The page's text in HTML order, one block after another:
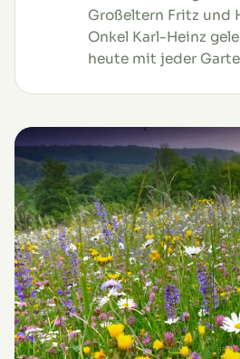
Großeltern Fritz und
Onkel Karl-Heinz
heute mit jeder